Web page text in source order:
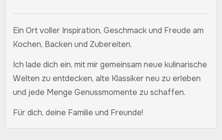
Ein Ort voller Inspiration, Geschmack und Freude am
Kochen, Backen und Zubereiten.
Ich lade dich ein, mit mir gemeinsam neue kulinarische
Welten zu entdecken, alte Klassiker neu zu erleben
und jede Menge Genussmomente zu schaffen.
Für dich, deine Familie und Freunde!